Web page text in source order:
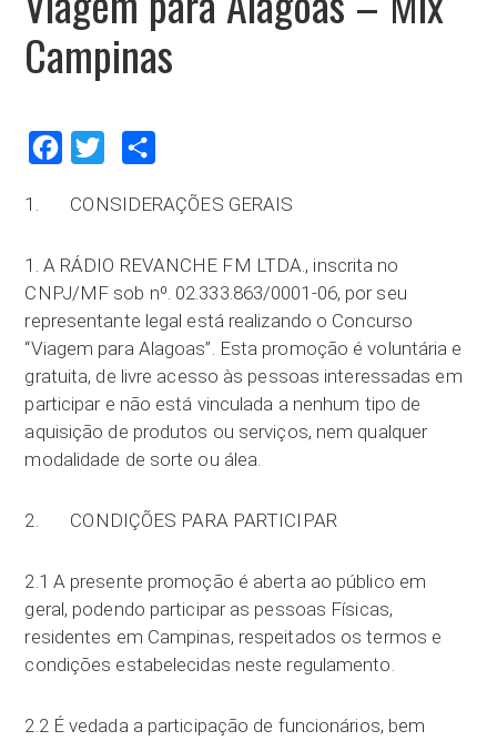
Campinas
Facebook Twitter
1. CONSIDERAÇÕES GERAIS
1. A RÁDIO REVANCHE FM LTDA., inscrita no
CNPJ/MF sob nº. 02.333.863/0001-06, por seu
representante legal está realizando o Concurso
“Viagem para Alagoas”. Esta promoção é voluntária e
gratuita, de livre acesso às pessoas interessadas em
participar e não está vinculada a nenhum tipo de
aquisição de produtos ou serviços, nem qualquer
modalidade de sorte ou álea.
2. CONDIÇÕES PARA PARTICIPAR
2.1 A presente promoção é aberta ao público em
geral, podendo participar as pessoas Físicas,
residentes em Campinas, respeitados os termos e
condições estabelecidas neste regulamento.
2.2 É vedada a participação de funcionários, bem